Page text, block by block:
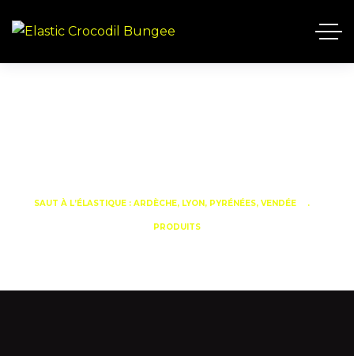
SAUT À L’ÉLASTIQUE : ARDÈCHE, LYON, PYRÉNÉES, VENDÉE
PRODUITS